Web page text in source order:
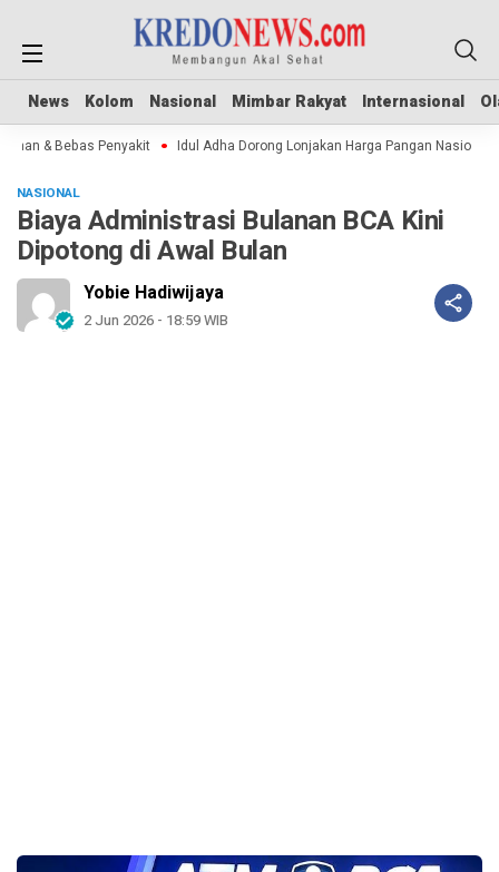
News Kolom Nasional Mimbar Rakyat Internasional
News Kolom Nasional Mimbar Rakyat Internasional
& Bebas Penyakit Idul Adha Dorong Lonjakan Harga Pangan Nasional
NASIONAL
Biaya Administrasi Bulanan BCA Kini
Dipotong di Awal Bulan
Yobie Hadiwijaya
2 Jun 2026 - 18:59 WIB